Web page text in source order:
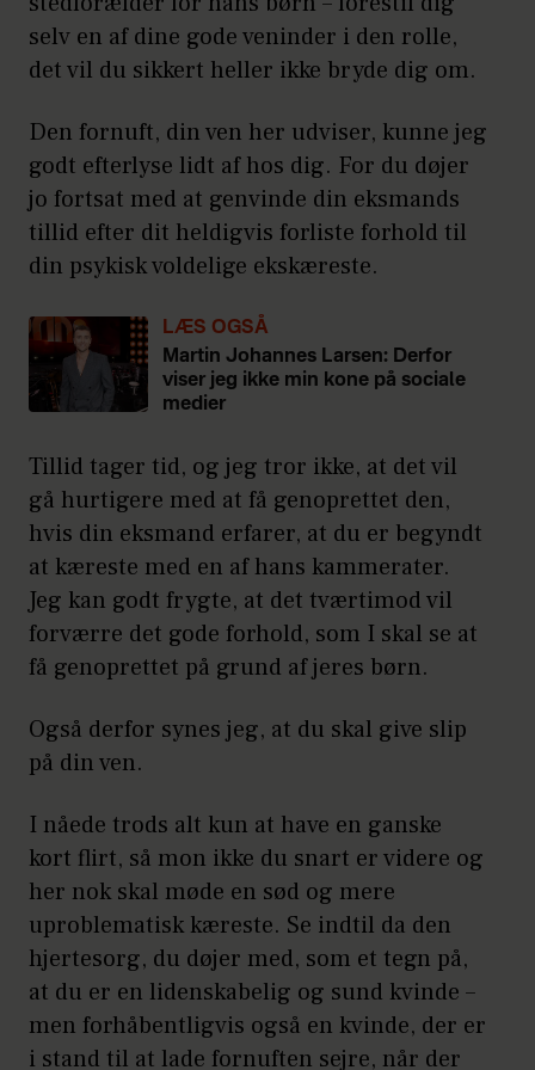
selv en af dine gode veninder i den rolle,
det vil du sikkert heller ikke bryde dig om.
Den fornuft, din ven her udviser, kunne jeg
godt efterlyse lidt af hos dig. For du døjer
jo fortsat med at genvinde din eksmands
tillid efter dit heldigvis forliste forhold til
din psykisk voldelige ekskæreste.
LÆS OGSÅ
Martin Johannes Larsen: Derfor
viser jeg ikke min kone på sociale
medier
Tillid tager tid, og jeg tror ikke, at det vil
gå hurtigere med at få genoprettet den,
hvis din eksmand erfarer, at du er begyndt
at kæreste med en af hans kammerater.
Jeg kan godt frygte, at det tværtimod vil
forværre det gode forhold, som I skal se at
få genoprettet på grund af jeres børn.
Også derfor synes jeg, at du skal give slip
på din ven.
I nåede trods alt kun at have en ganske
kort flirt, så mon ikke du snart er videre og
her nok skal møde en sød og mere
uproblematisk kæreste. Se indtil da den
hjertesorg, du døjer med, som et tegn på,
at du er en lidenskabelig og sund kvinde ­–
men forhåbentligvis også en kvinde, der er
i stand til at lade fornuften sejre, når der